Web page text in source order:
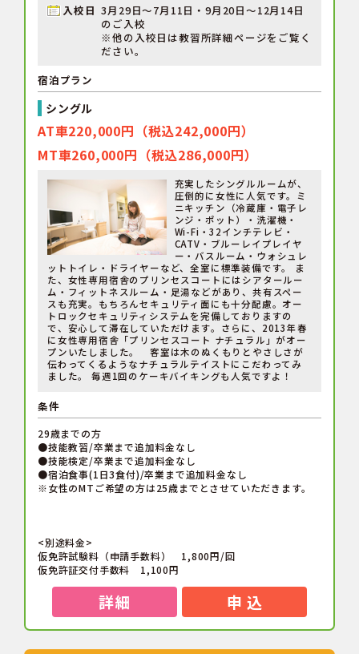
入校日 3月29日～7月11日・9月20日～12月14日
のご入校
※他の入校日は教習所詳細ページをご覧く
ださい。
宿泊プラン
シングル
AT車220,000円（税込242,000円）
MT車260,000円（税込286,000円）
充実したシングルルームが、
圧倒的に女性に人気です。ミ
ニキッチン（冷蔵庫・電子レ
ンジ・ポット）・洗濯機・
Wi-Fi・32インチテレビ・
CATV・ブルーレイプレイヤ
ー・バスルーム・ウォシュレ
ットトイレ・ドライヤーなど、全室に標準装備です。 ま
た、女性専用宿舎のプリンセスコートにはシアタールー
ム・フィットネスルーム・足湯などがあり、共有スペー
スも充実。もちろんセキュリティ面にも十分配慮。オー
トロックセキュリティシステムを完備しておりますの
で、安心して滞在していただけます。さらに、2013年春
に女性専用宿舎「プリンセスコート ナチュラル」がオー
プンいたしました。 客室は木のぬくもりとやさしさが
伝わってくるようなナチュラルテイストにこだわってみ
ました。 毎週1回のケーキバイキングも人気ですよ！
条件
29歳までの方
●技能教習/卒業まで追加料金なし
●技能検定/卒業まで追加料金なし
●宿泊食事(1日3食付)/卒業まで追加料金なし
※女性のMTご希望の方は25歳までとさせていただきます。
<別途料金>
仮免許試験料（申請手数料） 1,800円/回
仮免許証交付手数料 1,100円
詳細 申 込